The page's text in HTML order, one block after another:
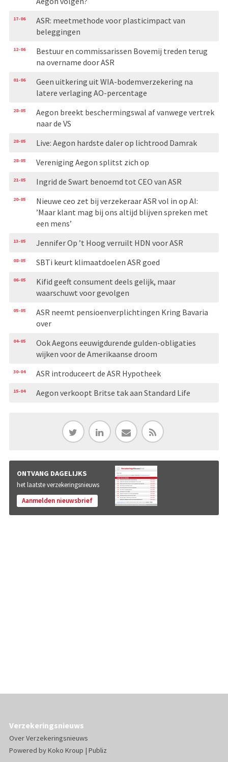
17-06
ASR: meetmethode voor plasticimpact van
beleggingen
12-06
Bestuur en commissarissen Bovemij treden terug
na overname door ASR
01-06
Geen uitkering uit WIA-bodemverzekering na
latere verlaging AO-percentage
28-05
Aegon breekt beschermingswal af vanwege vertrek
naar de VS
28-05 Live: Aegon hardste daler op lichtrood Damrak
28-05 Vereniging Aegon splitst zich op
21-05 Ingrid de Swart benoemd tot CEO van ASR
20-05
Nieuwe ceo zet bij verzekeraar ASR vol in op AI:
’Maar klant mag bij ons altijd blijven spreken met
een mens’
13-05 Jennifer Op ’t Hoog verruilt HDN voor ASR
08-05 SBTi keurt klimaatdoelen ASR goed
06-05
Kifid geeft consument deels gelijk, maar
waarschuwt voor gevolgen
05-05
ASR neemt pensioenverplichtingen Kring Bavaria
over
04-05
Ook Aegons eeuwigdurende gulden-obligaties
wijken voor de Amerikaanse droom
30-04 ASR introduceert de ASR Hypotheek
15-04 Aegon verkoopt Britse tak aan Standard Life
ONTVANG DAGELIJKS
het laatste verzekeringsnieuws
Aanmelden nieuwsbrief
Verzekeringsnieuws
Over Verzekeringsnieuws
Powered byKoko Kroup | Publiz